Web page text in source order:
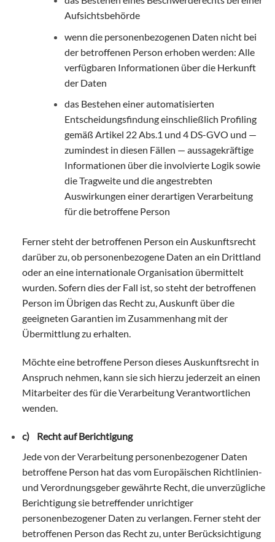
Aufsichtsbehörde
wenn die personenbezogenen Daten nicht bei
der betroffenen Person erhoben werden: Alle
verfügbaren Informationen über die Herkunft
der Daten
das Bestehen einer automatisierten
Entscheidungsfindung einschließlich Profiling
gemäß Artikel 22 Abs.1 und 4 DS-GVO und —
zumindest in diesen Fällen — aussagekräftige
Informationen über die involvierte Logik sowie
die Tragweite und die angestrebten
Auswirkungen einer derartigen Verarbeitung
für die betroffene Person
Ferner steht der betroffenen Person ein Auskunftsrecht
darüber zu, ob personenbezogene Daten an ein Drittland
oder an eine internationale Organisation übermittelt
wurden. Sofern dies der Fall ist, so steht der betroffenen
Person im Übrigen das Recht zu, Auskunft über die
geeigneten Garantien im Zusammenhang mit der
Übermittlung zu erhalten.
Möchte eine betroffene Person dieses Auskunftsrecht in
Anspruch nehmen, kann sie sich hierzu jederzeit an einen
Mitarbeiter des für die Verarbeitung Verantwortlichen
wenden.
c) Recht auf Berichtigung
Jede von der Verarbeitung personenbezogener Daten
betroffene Person hat das vom Europäischen Richtlinien-
und Verordnungsgeber gewährte Recht, die unverzügliche
Berichtigung sie betreffender unrichtiger
personenbezogener Daten zu verlangen. Ferner steht der
betroffenen Person das Recht zu, unter Berücksichtigung